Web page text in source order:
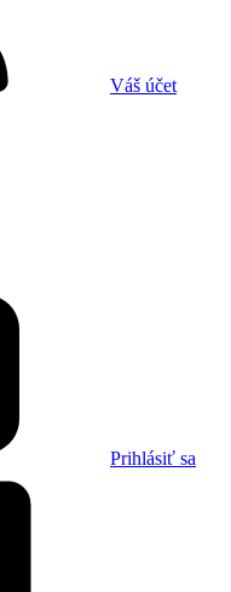
Váš účet
Prihlásiť sa